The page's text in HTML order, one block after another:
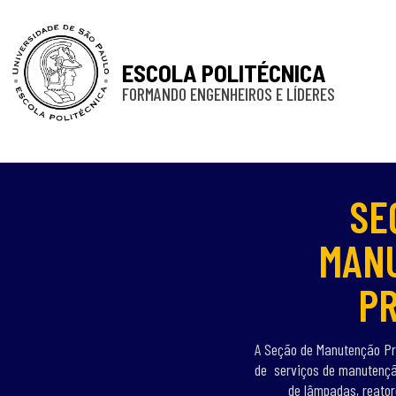
ESCOLA POLITÉCNICA
FORMANDO ENGENHEIROS E LÍDERES
A Seção de Manutenção
de serviços de
de lâmpadas,